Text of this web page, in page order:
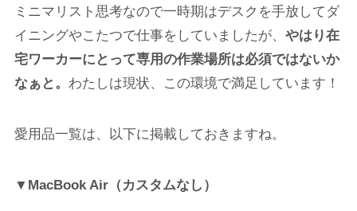
ミニマリスト思考なので一時期はデスクを手放してダ
イニングやこたつで仕事をしていましたが、 やはり在
宅ワーカーにとって専用の作業場所は必須ではないか
なぁと。 わたしは現状、この環境で満足しています！
愛用品一覧は、以下に掲載しておきますね。
▼MacBook Air（カスタムなし）